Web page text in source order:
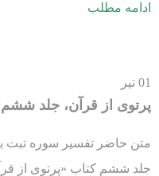
ادامه مطلب
01 تیر
پرتوی از قرآن، جلد
متن حاضر تفسیر سوره تبت
جلد ششم کتاب «پرتوی از